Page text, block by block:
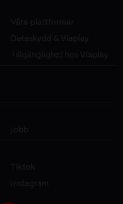
Våra plattformar
Dataskydd & Viaplay
Tillgänglighet hos Viaplay
Jobb
Tiktok
Instagram